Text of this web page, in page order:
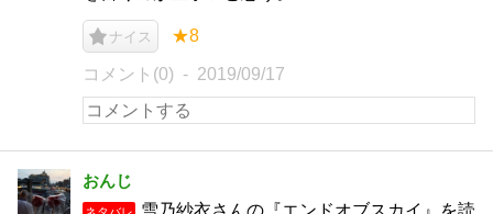
ナイス ★8
コメント(0) 2019/09/17
おんじ
雪乃紗衣さんの『エンドオブスカイ』を読